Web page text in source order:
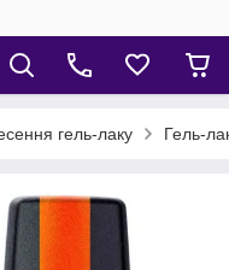
гель-лаку Гель-